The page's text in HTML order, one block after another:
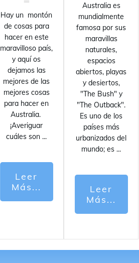
Hay un montón
de cosas para
hacer en este
maravilloso país,
y aquí os
dejamos las
mejores de las
mejores cosas
para hacer en
Australia.
¡Averiguar
cuáles son ...
Leer
Más...
Australia es
mundialmente
famosa por sus
maravillas
naturales,
espacios
abiertos, playas
y desiertos,
"The Bush" y
"The Outback".
Es uno de los
países más
urbanizados del
mundo; es ...
Leer
Más...